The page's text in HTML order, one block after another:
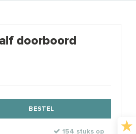
doorboord
BESTEL
154 stuks op